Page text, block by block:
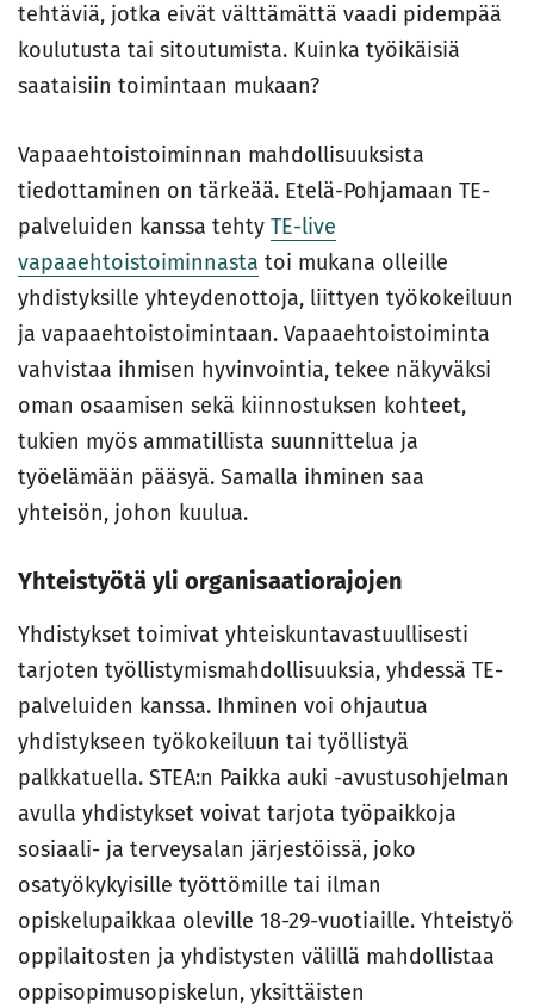
tehtäviä, jotka eivät välttämättä vaadi pidempää
koulutusta tai sitoutumista. Kuinka työikäisiä
saataisiin toimintaan mukaan?
Vapaaehtoistoiminnan mahdollisuuksista
tiedottaminen on tärkeää. Etelä-Pohjamaan TE-
palveluiden kanssa tehty TE-live
vapaaehtoistoiminnasta toi mukana olleille
yhdistyksille yhteydenottoja, liittyen työkokeiluun
ja vapaaehtoistoimintaan. Vapaaehtoistoiminta
vahvistaa ihmisen hyvinvointia, tekee näkyväksi
oman osaamisen sekä kiinnostuksen kohteet,
tukien myös ammatillista suunnittelua ja
työelämään pääsyä. Samalla ihminen saa
yhteisön, johon kuulua.
Yhteistyötä yli organisaatiorajojen
Yhdistykset toimivat yhteiskuntavastuullisesti
tarjoten työllistymismahdollisuuksia, yhdessä TE-
palveluiden kanssa. Ihminen voi ohjautua
yhdistykseen työkokeiluun tai työllistyä
palkkatuella. STEA:n Paikka auki -avustusohjelman
avulla yhdistykset voivat tarjota työpaikkoja
sosiaali- ja terveysalan järjestöissä, joko
osatyökykyisille työttömille tai ilman
opiskelupaikkaa oleville 18-29-vuotiaille. Yhteistyö
oppilaitosten ja yhdistysten välillä mahdollistaa
oppisopimusopiskelun, yksittäisten